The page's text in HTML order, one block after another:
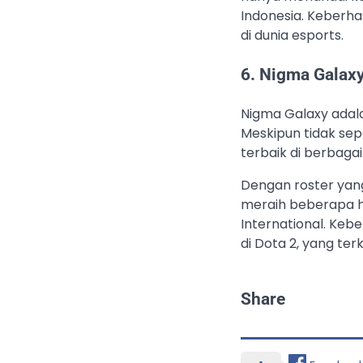
Indonesia.
di dunia esports.
6. Nigma
Nigma Galaxy
Meskipun tidak
terbaik di
Dengan roster
meraih beberapa
International.
di Dota 2, yang
Share